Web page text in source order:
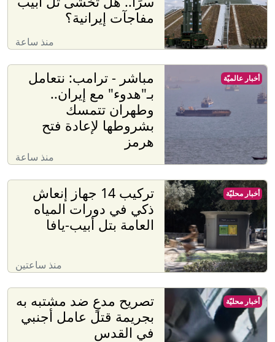
مفاجآت إيرانية؟
منذ ساعة
مباشر - ترامب: نتعامل
بـ"هدوء" مع إيران..
وطهران تتمسك
بشروطها لإعادة فتح
هرمز
منذ ساعة
أخبار عالميّة
تركيب 14 جهاز إنعاش
ذكي في دورات المياه
العامة بتل أبيب-يافا
منذ ساعتين
أخبار محليّة
تصريح مدعٍ ضد مشتبه به
بجريمة قتل عامل أجنبي
في القدس
أخبار محليّة